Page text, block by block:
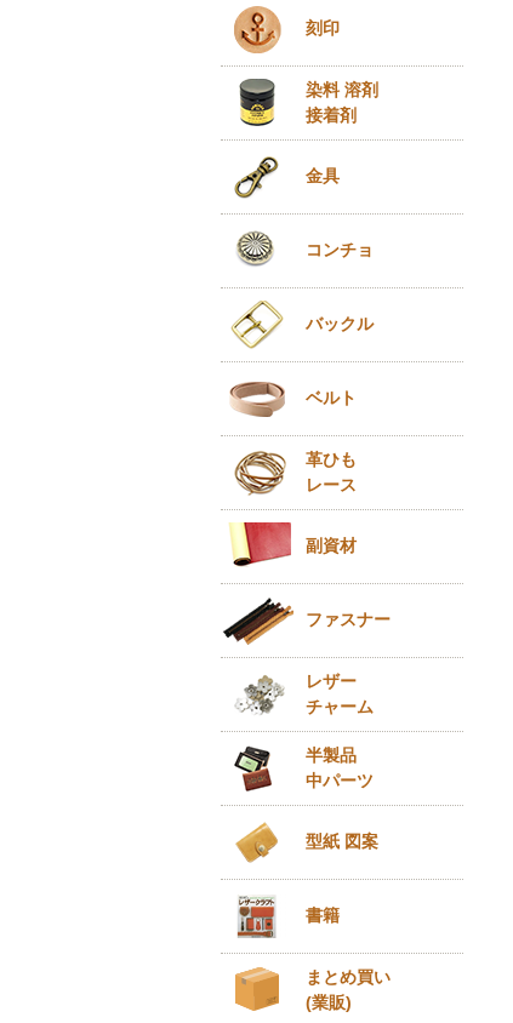
刻印
染料 溶剤
接着剤
金具
コンチョ
バックル
ベルト
革ひも
レース
副資材
ファスナー
レザー
チャーム
半製品
中パーツ
型紙 図案
書籍
まとめ買い
(業販)